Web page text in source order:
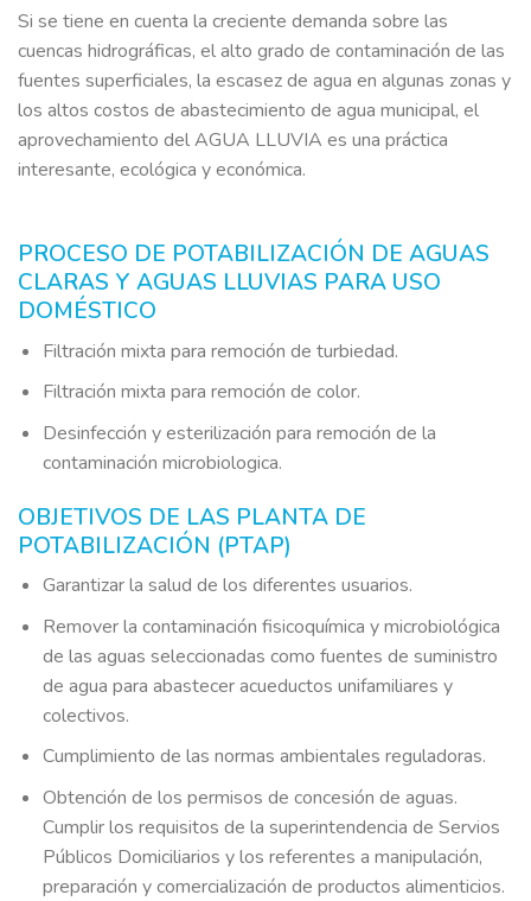
Si se tiene en cuenta la creciente demanda sobre las
cuencas hidrográficas, el alto grado de contaminación de las
fuentes superficiales, la escasez de agua en algunas zonas y
los altos costos de abastecimiento de agua municipal, el
aprovechamiento del AGUA LLUVIA es una práctica
interesante, ecológica y económica.
https://www.traditionrolex.com/20
PROCESO DE POTABILIZACIÓN DE AGUAS
CLARAS Y AGUAS LLUVIAS PARA USO
DOMÉSTICO
Filtración mixta para remoción de turbiedad.
Filtración mixta para remoción de color.
Desinfección y esterilización para remoción de la
contaminación microbiologica.
OBJETIVOS DE LAS PLANTA DE
POTABILIZACIÓN (PTAP)
Garantizar la salud de los diferentes usuarios.
Remover la contaminación fisicoquímica y microbiológica
de las aguas seleccionadas como fuentes de suministro
de agua para abastecer acueductos unifamiliares y
colectivos.
Cumplimiento de las normas ambientales reguladoras.
Obtención de los permisos de concesión de aguas.
Cumplir los requisitos de la superintendencia de Servios
Públicos Domiciliarios y los referentes a manipulación,
preparación y comercialización de productos alimenticios.